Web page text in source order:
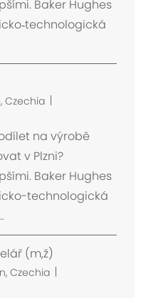
Baker Hughes
Czechia
na výrobě
v Plzni?
Baker Hughes
technologická
(m,ž)
Czechia